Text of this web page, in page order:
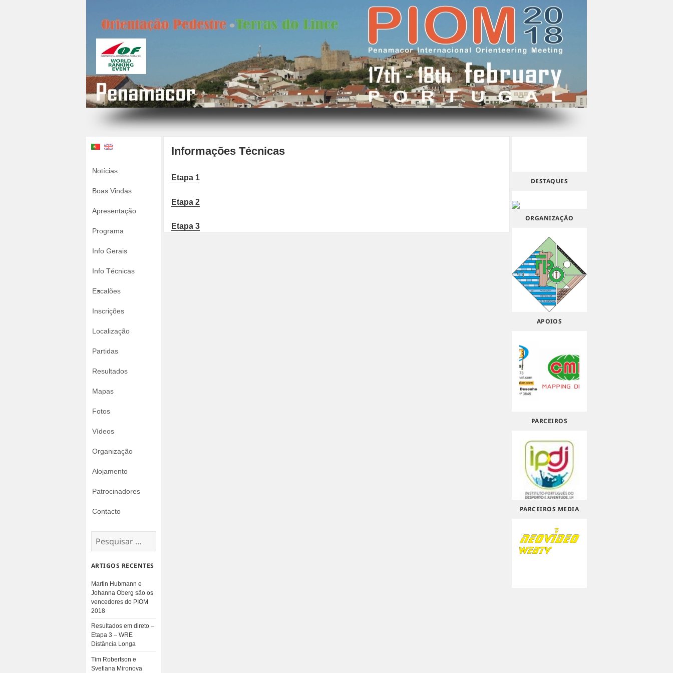
Notícias
Boas Vindas
Apresentação
Programa
Info Gerais
Info Técnicas
Escalões
Inscrições
Localização
Partidas
Resultados
Mapas
Fotos
Vídeos
Organização
Alojamento
Patrocinadores
Contacto
por:
ARTIGOS RECENTES
Martin Hubmann e
Johanna Oberg são os
vencedores do PIOM
2018
Resultados em direto –
Etapa 3 – WRE
Distância Longa
Tim Robertson e
Svetlana Mironova
Informações Técnicas
Etapa 1
Etapa 2
Etapa 3
DESTAQUES
ORGANIZAÇÃO
APOIOS
PARCEIROS
PARCEIROS MEDIA